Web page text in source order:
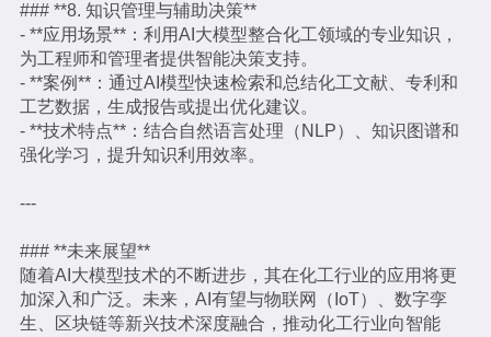
### **8. 知识管理与辅助决策**
- **应用场景**：利用AI大模型整合化工领域的专业知识，
为工程师和管理者提供智能决策支持。
- **案例**：通过AI模型快速检索和总结化工文献、专利和
工艺数据，生成报告或提出优化建议。
- **技术特点**：结合自然语言处理（NLP）、知识图谱和
强化学习，提升知识利用效率。
---
### **未来展望**
随着AI大模型技术的不断进步，其在化工行业的应用将更
加深入和广泛。未来，AI有望与物联网（IoT）、数字孪
生、区块链等新兴技术深度融合，推动化工行业向智能